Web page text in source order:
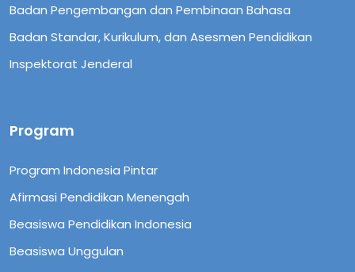
Badan Pengembangan dan Pembinaan Bahasa
Badan Standar, Kurikulum, dan Asesmen Pendidikan
Inspektorat Jenderal
Program
Program Indonesia Pintar
Afirmasi Pendidikan Menengah
Beasiswa Pendidikan Indonesia
Beasiswa Unggulan